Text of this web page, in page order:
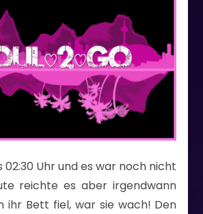
02:30 Uhr und es war noch nicht
reichte es aber irgendwann
ihr Bett fiel, war sie wach! Den